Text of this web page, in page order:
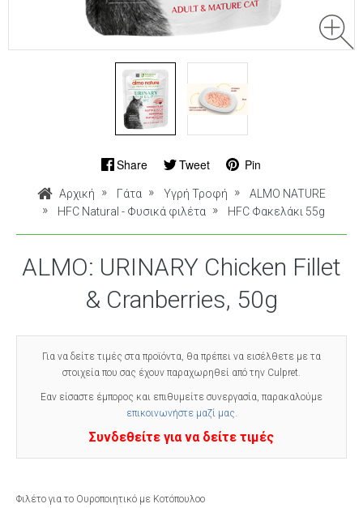
Share Tweet Pin
Αρχική Γάτα Υγρή Τροφή
ALMO NATURE
HFC Natural - Φυσικά φιλέτα
HFC Φακελάκι 55g
ALMO: URINARY Chicken Fillet
& Cranberries, 50g
Για να δείτε τιμές στα προϊόντα, θα πρέπει να εισέλθετε με τα
στοιχεία που σας έχουν παραχωρηθεί από την Culpret.
Εαν είσαστε έμπορος και επιθυμείτε συνεργασία, παρακαλούμε
επικοινωνήστε μαζί μας.
Συνδεθείτε για να δείτε τιμές
Φιλέτο για το Ουροποιητικό με Κοτόπουλοο